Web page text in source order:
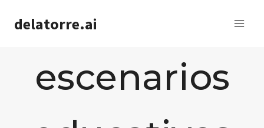
delatorre.ai
escenarios